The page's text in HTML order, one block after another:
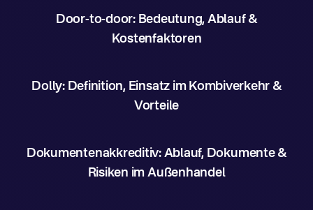
Door-to-door: Bedeutung, Ablauf &
Kostenfaktoren
Dolly: Definition, Einsatz im Kombiverkehr &
Vorteile
Dokumentenakkreditiv: Ablauf, Dokumente &
Risiken im Außenhandel